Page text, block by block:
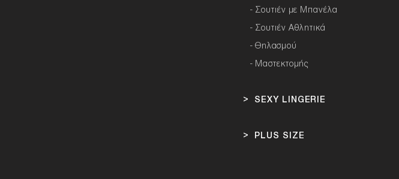
- Σουτιέν με Μπανέλα
- Σουτιέν Αθλητικά
-Θηλασμού
- Μαστεκτομής
> SEXY LINGERIE
> PLUS SIZE